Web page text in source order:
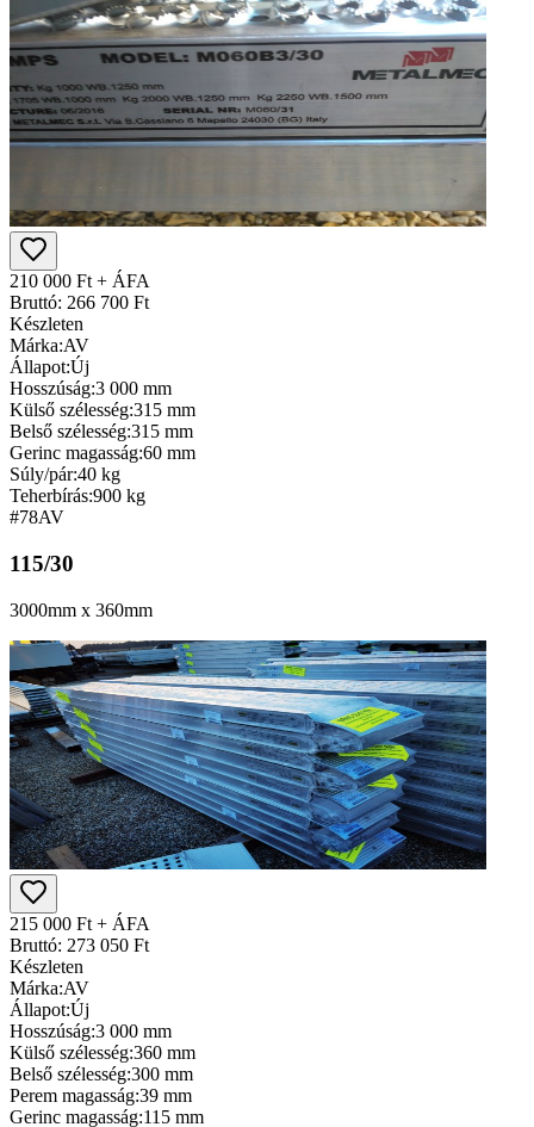
210 000 Ft + ÁFA
Bruttó: 266 700 Ft
Készleten
Márka:AV
Állapot:Új
Hosszúság:3 000 mm
Külső szélesség:315 mm
Belső szélesség:315 mm
Gerinc magasság:60 mm
Súly/pár:40 kg
Teherbírás:900 kg
#78AV
115/30
3000mm x 360mm
215 000 Ft + ÁFA
Bruttó: 273 050 Ft
Készleten
Márka:AV
Állapot:Új
Hosszúság:3 000 mm
Külső szélesség:360 mm
Belső szélesség:300 mm
Perem magasság:39 mm
Gerinc magasság:115 mm